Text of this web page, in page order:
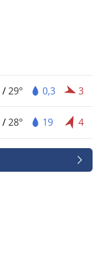
/29° 0,3 3
/28° 19 4